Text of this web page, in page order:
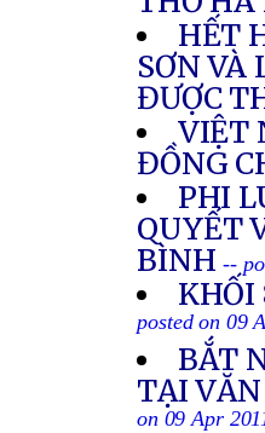
HẾT
SƠN VÀ
ĐƯỢC
VIỆT
ĐỒNG
PHI
QUYẾT
BÌNH --
posted on 09
BẮT
TẠI
on 09 Apr